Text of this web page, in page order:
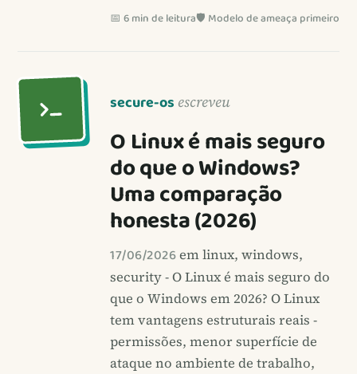
📅 6 min de leitura🛡️ Modelo de ameaça primeiro
secure-os escreveu
O Linux é mais seguro
do que o Windows?
Uma comparação
honesta (2026)
17/06/2026em linux, windows,
security - O Linux é mais seguro do
que o Windows em 2026? O Linux
tem vantagens estruturais reais -
permissões, menor superfície de
ataque no ambiente de trabalho,